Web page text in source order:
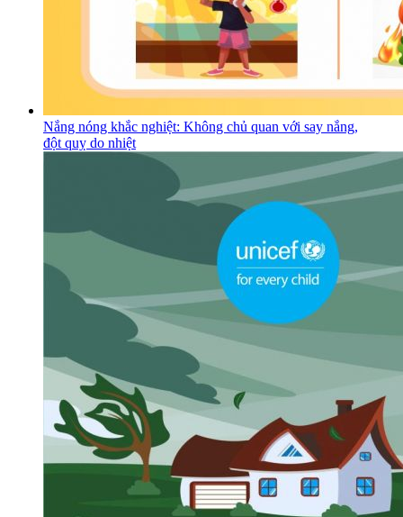
Nắng nóng khắc nghiệt: Không chủ quan với say nắng,
đột quỵ do nhiệt